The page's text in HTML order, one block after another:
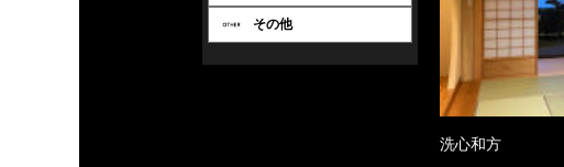
その他
洗心和方